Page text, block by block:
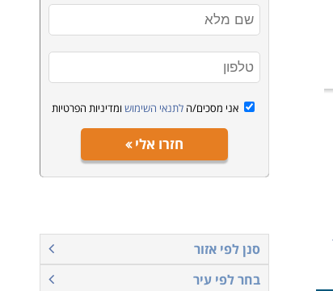
אני מסכים/הלתנאי השימוש ומדיניות הפרטיות
חזרו אלי
סנן לפי אזור
בחר לפי עיר